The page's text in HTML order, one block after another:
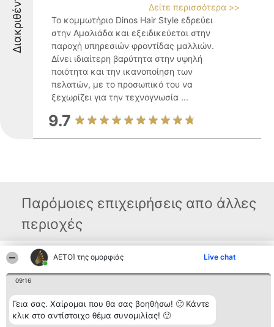
ΑΕΤΟΊ της ομορφιάς Live chat
09:16
Γεια σας. Χαίρομαι που θα σας βοηθήσω! 🙂 Κάντε
κλικ στο αντίστοιχο θέμα συνομιλίας! 🙂
Διακριθέντες
Δείτε περισσότερα >>
Το κομμωτήριο Dinos Hair Style εδρεύει
στην Αμαλιάδα και εξειδικεύεται στην
παροχή υπηρεσιών φροντίδας μαλλιών.
Δίνει ιδιαίτερη βαρύτητα στην υψηλή
ποιότητα και την ικανοποίηση των
πελατών, με το προσωπικό του να
ξεχωρίζει για την τεχνογνωσία ...
9.7
Παρόμοιες επιχειρήσεις απο άλλες
περιοχές
Διοργανωτής της
κατάταξης
BEAUTIFUL COMPANY
ΤΗΛ. ΕΠΙΚΟΙΝΩΝΙΑΣ:
2104128019
email:
Διακριθέντες
διακριθέντων
Μεθοδολογία
Όροι &
Επικοινωνία